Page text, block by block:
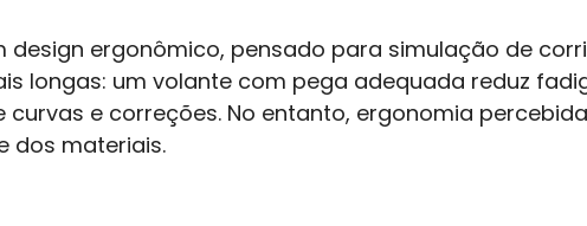
design ergonômico, pensado para simulação de
longas: um volante com pega adequada reduz
e correções. No entanto, ergonomia
dos materiais.